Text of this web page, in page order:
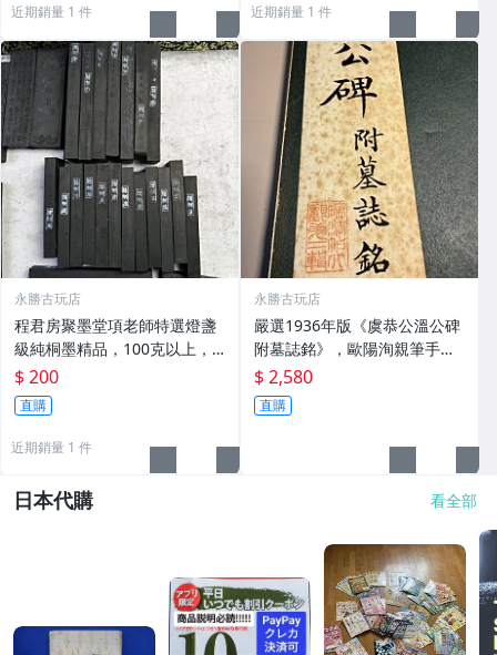
近期銷量 1 件 近期銷量 1 件
永勝古玩店
程君房聚墨堂項老師特選燈盞
級純桐墨精品，100克以上，
檀香墨質細膩黑亮 藍紫光放 檢
驗嚴選推薦 燈盞級墨 放藍紫光
檢驗嚴選
$ 200
直購
近期銷量 1 件
永勝古玩店
嚴選1936年版《虞恭公溫公碑
附墓誌銘》，歐陽洵親筆手
跡，典藏歷史與書法珍品 唐史
研究 碑刻藝術 田中和市版
$ 2,580
直購
日本代購 看全部